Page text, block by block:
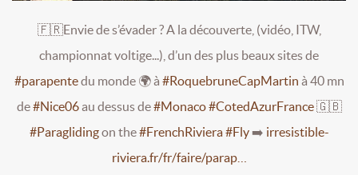
🇫🇷Envie de s’évader ? A la découverte, (vidéo, ITW,
championnat voltige...), d’un des plus beaux sites de
#parapentedu monde 🌍 à #RoquebruneCapMartin à 40 mn
de#Nice06au dessus de#Monaco#CotedAzurFrance🇬🇧
#Paraglidingon the#FrenchRiviera#Fly➡️ irresistible-
riviera.fr/fr/faire/parap…